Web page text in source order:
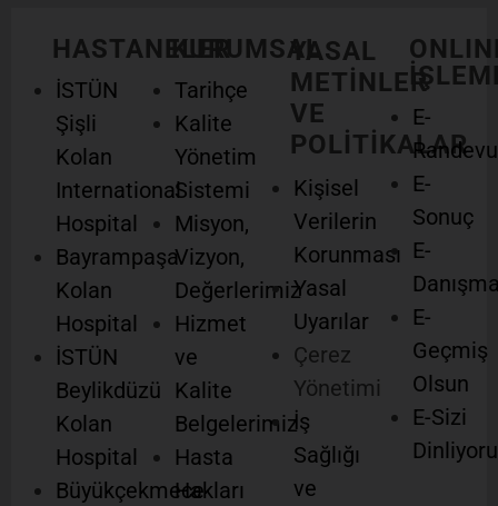
HASTANELER
İSTÜN
Şişli
Kolan
International
Hospital
Bayrampaşa
Kolan
Hospital
İSTÜN
Beylikdüzü
Kolan
Hospital
Büyükçekmece
KURUMSAL
Tarihçe
Kalite
Yönetim
Sistemi
Misyon,
Vizyon,
Değerlerimiz
Hizmet
ve
Kalite
Belgelerimiz
Hasta
Hakları
YASAL
METİNLER
VE
POLİTİKALAR
Kişisel
Verilerin
Korunması
Yasal
Uyarılar
Çerez
Yönetimi
İş
Sağlığı
ve
E-
Randevu
E-
Sonuç
E-
E-
Geçmiş
Olsun
E-Sizi